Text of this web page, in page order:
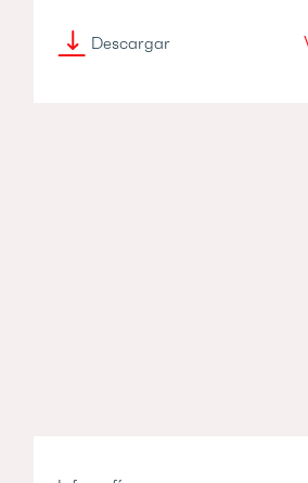
Descargar